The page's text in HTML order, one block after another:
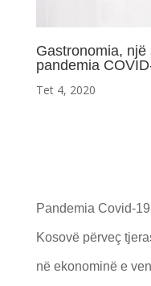
Gastronomia,
pandemia
Tet 4, 2020
Pandemia Covid-
Kosovë përveç
në ekonominë e